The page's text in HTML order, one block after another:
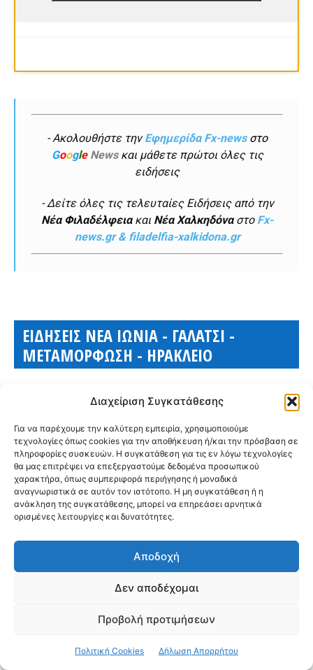
Διαχείριση Συγκατάθεσης
Για να παρέχουμε την καλύτερη εμπειρία, χρησιμοποιούμε
τεχνολογίες όπως cookies για την αποθήκευση ή/και την πρόσβαση σε
πληροφορίες συσκευών. Η συγκατάθεση για τις εν λόγω τεχνολογίες
θα μας επιτρέψει να επεξεργαστούμε δεδομένα προσωπικού
χαρακτήρα, όπως συμπεριφορά περιήγησης ή μοναδικά
αναγνωριστικά σε αυτόν τον ιστότοπο. Η μη συγκατάθεση ή η
ανάκληση της συγκατάθεσης, μπορεί να επηρεάσει αρνητικά
ορισμένες λειτουργίες και δυνατότητες.
Αποδοχή
Δεν αποδέχομαι
Προβολή προτιμήσεων
Πολιτική Cookies Δήλωση Απορρήτου
- Ακολουθήστε τηνΕφημερίδα Fx-newsστο
Google Newsκαι μάθετε πρώτοι όλες τις
ειδήσεις
- Δείτε όλες τις τελευταίες Ειδήσεις από την
Νέα Φιλαδέλφειακαι Νέα Χαλκηδόναστο Fx-
news.gr & filadelfia-xalkidona.gr
ΕΙΔΗΣΕΙΣ ΝΕΑ ΙΩΝΙΑ - ΓΑΛΑΤΣΙ -
ΜΕΤΑΜΟΡΦΩΣΗ - ΗΡΑΚΛΕΙΟ
Έργο-μαμούθ 6,4 εκατ. ευρώ στη
Μεταμόρφωση: Υπογράφηκε η μεγάλη
ανάπλαση σε Τατοΐου και Γ. Παπανδρέου